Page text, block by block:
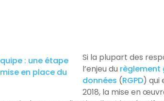
Si la plupart des
l’enjeu du règlement
données (RGPD) qui
2018, la mise en